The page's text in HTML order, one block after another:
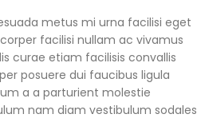
metus mi urna facilisi eget
facilisi nullam ac vivamus
curae etiam facilisis convallis
posuere dui faucibus ligula
a a parturient molestie
nam diam vestibulum sodales